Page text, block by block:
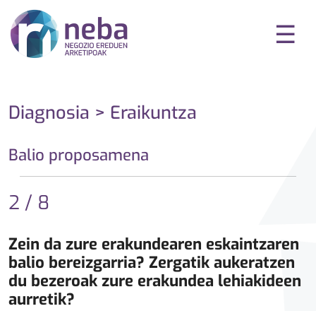
☰
Diagnosia > Eraikuntza
Balio proposamena
2 / 8
Zein da zure erakundearen eskaintzaren
balio bereizgarria? Zergatik aukeratzen
du bezeroak zure erakundea lehiakideen
aurretik?